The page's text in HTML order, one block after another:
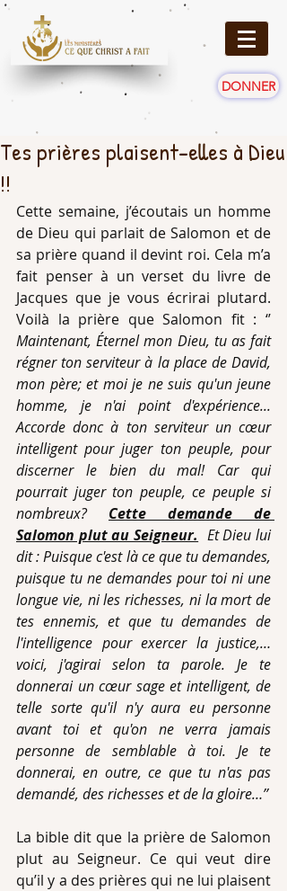
DONNER
Tes prières plaisent-elles à Dieu
!!
Cette semaine, j’écoutais un homme
de Dieu qui parlait de Salomon et de
sa prière quand il devint roi. Cela m’a
fait penser à un verset du livre de
Jacques que je vous écrirai plutard.
Maintenant, Éternel mon Dieu, tu as fait
régner ton serviteur à la place de David,
mon père; et moi je ne suis qu'un jeune
homme, je n'ai point d'expérience...
Accorde donc à ton serviteur un cœur
intelligent pour juger ton peuple, pour
discerner le bien du mal! Car qui
pourrait juger ton peuple, ce peuple si
nombreux? Cette demande de
Salomon plut au Seigneur.
  Et Dieu lui
dit : Puisque c'est là ce que tu demandes,
puisque tu ne demandes pour toi ni une
longue vie, ni les richesses, ni la mort de
tes ennemis, et que tu demandes de
l'intelligence pour exercer la justice,…
voici, j'agirai selon ta parole. Je te
donnerai un cœur sage et intelligent, de
telle sorte qu'il n'y aura eu personne
avant toi et qu'on ne verra jamais
personne de semblable à toi. Je te
donnerai, en outre, ce que tu n'as pas
demandé, des richesses et de la gloire…’’
La bible dit que la prière de Salomon
plut au Seigneur. Ce qui veut dire
qu’il y a des prières qui ne lui plaisent